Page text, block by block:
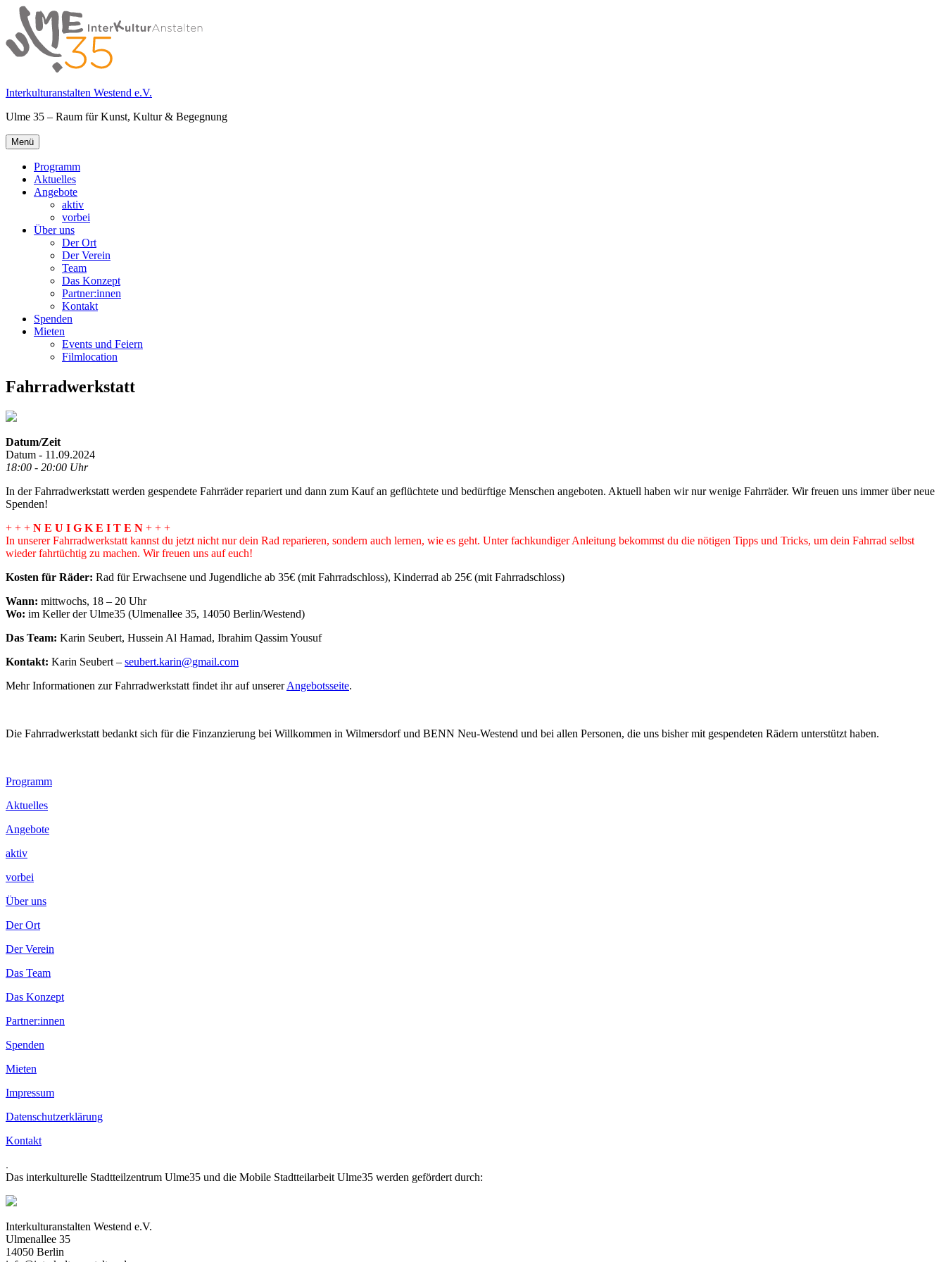
Springe
zum
Inhalt
Interkulturanstalten Westend e.V.
Ulme 35 – Raum für Kunst, Kultur & Begegnung
Primäres
Menü
Menü
Programm
Aktuelles
Angebote
aktiv
vorbei
Über uns
Der Ort
Der Verein
Team
Das Konzept
Partner:innen
Kontakt
Spenden
Mieten
Events und Feiern
Filmlocation
Fahrradwerkstatt
Datum/Zeit
Datum - 11.09.2024
18:00 - 20:00 Uhr
In der Fahrradwerkstatt werden gespendete Fahrräder repariert und dann zum Kauf an geflüchtete und bedürftige Menschen angeboten. Aktuell haben wir nur wenige Fahrräder. Wir freuen uns immer über neue
Spenden!
+ + + N E U I G K E I T E N + + +
In unserer Fahrradwerkstatt kannst du jetzt nicht nur dein Rad reparieren, sondern auch lernen, wie es geht. Unter fachkundiger Anleitung bekommst du die nötigen Tipps und Tricks, um dein Fahrrad selbst
wieder fahrtüchtig zu machen. Wir freuen uns auf euch!
Kosten für Räder: Rad für Erwachsene und Jugendliche ab 35€ (mit Fahrradschloss), Kinderrad ab 25€ (mit Fahrradschloss)
Wann: mittwochs, 18 – 20 Uhr
Wo: im Keller der Ulme35 (Ulmenallee 35, 14050 Berlin/Westend)
Das Team: Karin Seubert, Hussein Al Hamad, Ibrahim Qassim Yousuf
Kontakt: Karin Seubert – seubert.karin@gmail.com
Mehr Informationen zur Fahrradwerkstatt findet ihr auf unsererAngebotsseite.
Die Fahrradwerkstatt bedankt sich für die Finzanzierung bei Willkommen in Wilmersdorf und BENN Neu-Westend und bei allen Personen, die uns bisher mit gespendeten Rädern unterstützt haben.
Footer
Inhalt
Programm
Aktuelles
Angebote
aktiv
vorbei
Über uns
Der Ort
Der Verein
Das Team
Das Konzept
Partner:innen
Spenden
Mieten
Impressum
Datenschutzerklärung
Kontakt
.
Das interkulturelle Stadtteilzentrum Ulme35 und die Mobile Stadtteilarbeit Ulme35 werden gefördert durch:
Interkulturanstalten Westend e.V.
Ulmenallee 35
14050 Berlin